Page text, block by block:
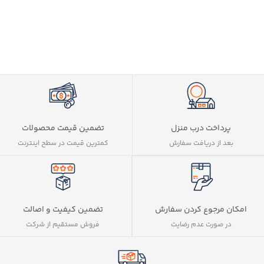
معیر محمدی
پرداخت درب منزل
بعد از دریافت سفارش
تضمین قیمت محصولات
کمترین قیمت در سطح اینترنت
امکان مرجوع کردن سفارش
در صورت عدم رضایت
تضمین کیفیت و اصالت
فروش مستقیم از شرکت